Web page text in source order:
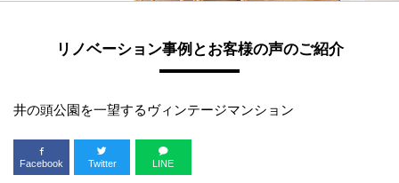
リノベーション事例とお客様の声のご紹介
井の頭公園を一望するヴィンテージマンション
Facebook Twitter LINE